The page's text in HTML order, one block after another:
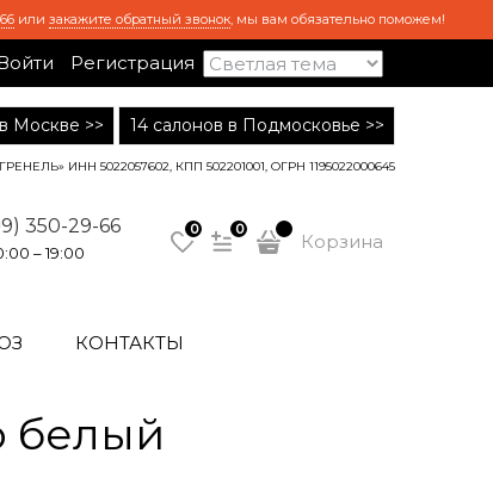
или закажите обратный звонок, мы вам обязательно поможем!
Регистрация
Москве >> 14 салонов в Подмосковье >>
ИНН 5022057602, КПП 502201001, ОГРН 1195022000645
350-29-66
– 19:00
0 0
Корзина
КОНТАКТЫ
белый